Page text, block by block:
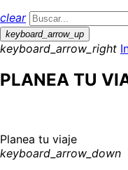
clear
keyboard_arrow_up
keyboard_arrow_right
PLANEA TU
Planea tu viaje
keyboard_arrow_down